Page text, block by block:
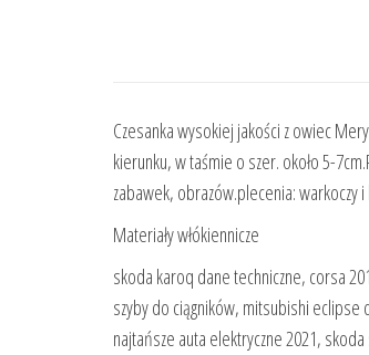
Czesanka wysokiej jakości z owiec
kierunku, w taśmie o szer. około 5-
zabawek, obrazów.plecenia: warkoczy
Materiały włókiennicze
skoda karoq dane techniczne, corsa
szyby do ciągników, mitsubishi
najtańsze auta elektryczne 2021,